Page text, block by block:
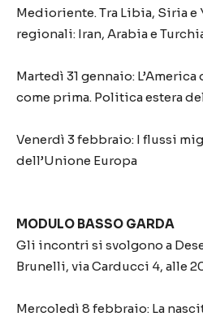
Medioriente. Tra Libia, Siria e
regionali: Iran, Arabia e
Martedì 31 gennaio:
come prima. Politica estera
Venerdì 3 febbraio: I flussi
dell’Unione Europa
MODULO BASSO GARDA
Gli incontri si svolgono a
Brunelli, via Carducci 4, alle
Mercoledì 8 febbraio: La